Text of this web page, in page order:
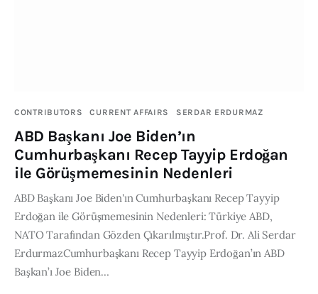
Articles
Interviews
Reports
Events
Conferences
Courses
CONTRIBUTORS CURRENT AFFAIRS SERDAR ERDURMAZ
ABD Başkanı Joe Biden’ın
Cumhurbaşkanı Recep Tayyip Erdoğan
ile Görüşmemesinin Nedenleri
ABD Başkanı Joe Biden'ın Cumhurbaşkanı Recep Tayyip
Erdoğan ile Görüşmemesinin Nedenleri: Türkiye ABD,
NATO Tarafından Gözden Çıkarılmıştır.Prof. Dr. Ali Serdar
ErdurmazCumhurbaşkanı Recep Tayyip Erdoğan’ın ABD
Başkan’ı Joe Biden…